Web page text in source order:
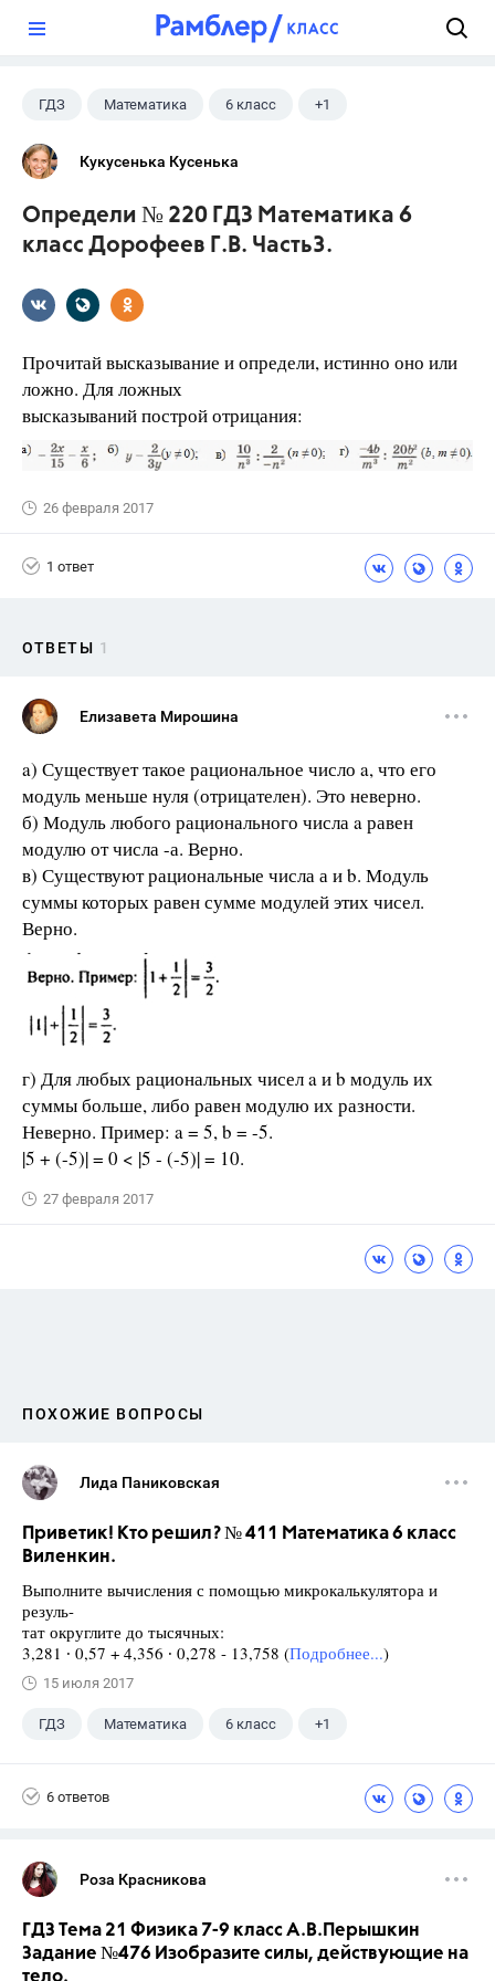
ГДЗ Математика 6 класс +1
Дорофеев Г. В.
Кукусенька Кусенька
Определи № 220 ГДЗ Математика 6
класс Дорофеев Г.В. Часть3.
Прочитай высказывание и определи, истинно оно или
ложно. Для ложных
высказываний построй отрицания:
26 февраля 2017
1 ответ
ОТВЕТЫ 1
Елизавета Мирошина
a) Существует такое рациональное число a, что его
модуль меньше нуля (отрицателен). Это неверно.
б) Модуль любого рационального числа a равен
модулю от числа -а. Верно.
в) Существуют рациональные числа а и b. Модуль
суммы которых равен сумме модулей этих чисел.
Верно.
г) Для любых рациональных чисел a и b модуль их
суммы больше, либо равен модулю их разности.
Неверно. Пример: a = 5, b = -5.
|5 + (-5)| = 0 < |5 - (-5)| = 10.
27 февраля 2017
ПОХОЖИЕ ВОПРОСЫ
Лида Паниковская
Приветик! Кто решил? № 411 Математика 6 класс
Виленкин.
Выполните вычисления с помощью микрокалькулятора и
резуль-
тат округлите до тысячных:
3,281 ∙ 0,57 + 4,356 ∙ 0,278 - 13,758 (Подробнее...)
15 июля 2017
ГДЗ Математика 6 класс +1
6 ответов
Роза Красникова
ГДЗ Тема 21 Физика 7-9 класс А.В.Перышкин
Задание №476 Изобразите силы, действующие на
тело.